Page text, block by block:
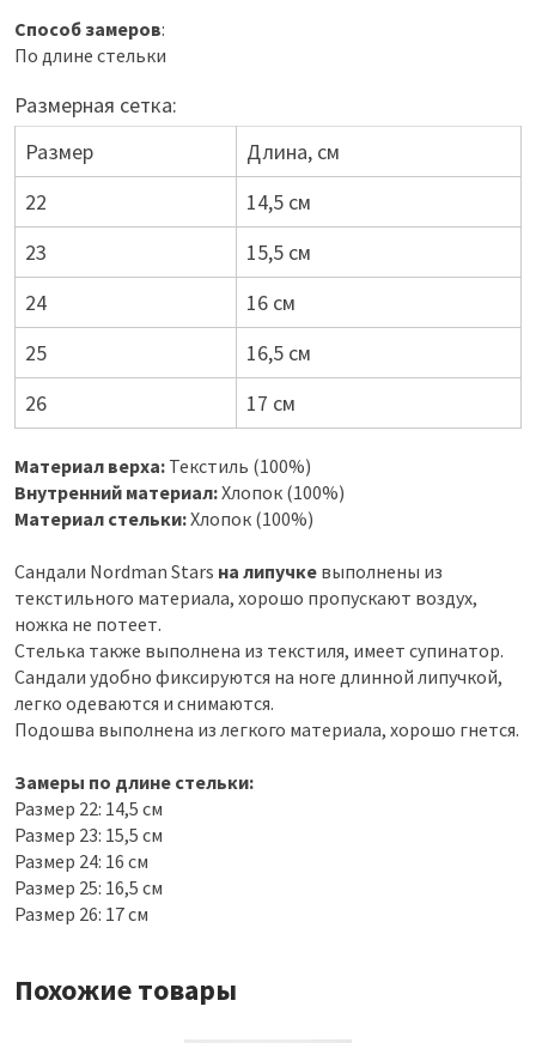
Способ замеров:
По длине стельки
Размерная сетка:
Размер
Длина, см
22
14,5 см
23
15,5 см
24
16 см
25
16,5 см
26
17 см
Материал верха: Текстиль (100%)
Внутренний материал:Хлопок (100%)
Материал стельки:Хлопок (100%)
Сандали Nordman Stars на липучке выполнены из
текстильного материала, хорошо пропускают воздух,
ножка не потеет.
Стелька также выполнена из текстиля, имеет супинатор.
Сандали удобно фиксируются на ноге длинной липучкой,
легко одеваются и снимаются.
Подошва выполнена из легкого материала, хорошо гнется.
Замеры по длине стельки:
Размер 22: 14,5 см
Размер 23: 15,5 см
Размер 24: 16 см
Размер 25: 16,5 см
Размер 26: 17 см
Похожие товары